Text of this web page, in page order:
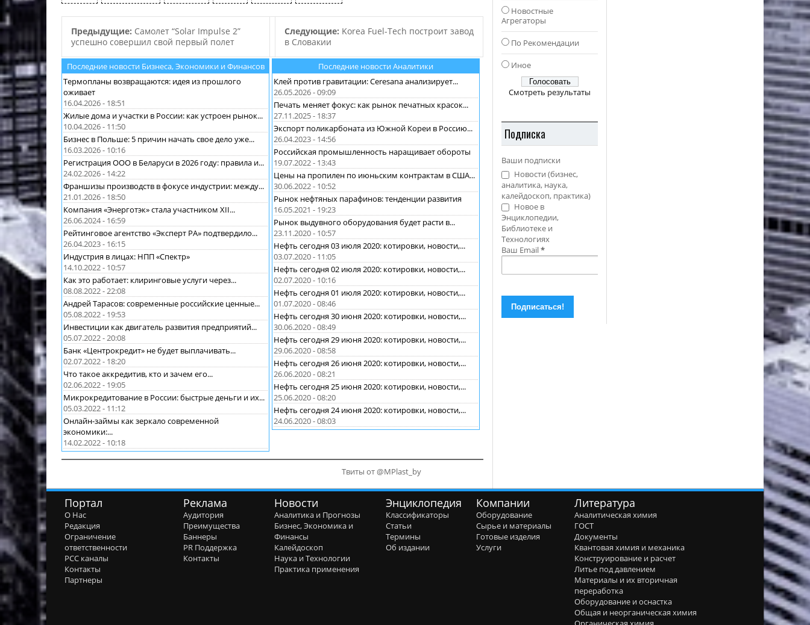
Предыдущие: Самолет “Solar Impulse 2”
успешно совершил свой первый полет
Следующие: Korea Fuel-Tech построит завод
в Словакии
Последние новости Бизнеса, Экономики и Финансов
Термопланы возвращаются: идея из прошлого
оживает
16.04.2026 - 18:51
Жилые дома и участки в России: как устроен рынок...
10.04.2026 - 11:50
Бизнес в Польше: 5 причин начать свое дело уже...
16.03.2026 - 10:16
Регистрация ООО в Беларуси в 2026 году: правила и...
24.02.2026 - 14:22
Франшизы производств в фокусе индустрии: между...
21.01.2026 - 18:50
Компания «Энерготэк» стала участником XII...
26.06.2024 - 16:59
Рейтинговое агентство «Эксперт РА» подтвердило...
26.04.2023 - 16:15
Индустрия в лицах: НПП «Спектр»
14.10.2022 - 10:57
Как это работает: клиринговые услуги через...
08.08.2022 - 22:08
Андрей Тарасов: современные российские ценные...
05.08.2022 - 19:53
Инвестиции как двигатель развития предприятий...
05.07.2022 - 20:08
Банк «Центрокредит» не будет выплачивать...
02.07.2022 - 18:20
Что такое аккредитив, кто и зачем его...
02.06.2022 - 19:05
Микрокредитование в России: быстрые деньги и их...
05.03.2022 - 11:12
Онлайн-займы как зеркало современной
экономики:...
14.02.2022 - 10:18
Последние новости Аналитики
Клей против гравитации: Ceresana анализирует...
26.05.2026 - 09:09
Печать меняет фокус: как рынок печатных красок...
27.11.2025 - 18:37
Экспорт поликарбоната из Южной Кореи в Россию...
26.04.2023 - 14:56
Российская промышленность наращивает обороты
19.07.2022 - 13:43
Цены на пропилен по июньским контрактам в США...
30.06.2022 - 10:52
Рынок нефтяных парафинов: тенденции развития
16.05.2021 - 19:23
Рынок выдувного оборудования будет расти в...
23.11.2020 - 10:57
Нефть сегодня 03 июля 2020: котировки, новости,...
03.07.2020 - 11:05
Нефть сегодня 02 июля 2020: котировки, новости,...
02.07.2020 - 10:16
Нефть сегодня 01 июля 2020: котировки, новости,...
01.07.2020 - 08:46
Нефть сегодня 30 июня 2020: котировки, новости,...
30.06.2020 - 08:49
Нефть сегодня 29 июня 2020: котировки, новости,...
29.06.2020 - 08:58
Нефть сегодня 26 июня 2020: котировки, новости,...
26.06.2020 - 08:21
Нефть сегодня 25 июня 2020: котировки, новости,...
25.06.2020 - 08:20
Нефть сегодня 24 июня 2020: котировки, новости,...
24.06.2020 - 08:03
Твиты от @MPlast_by
Новостные
Агрегаторы
По Рекомендации
Иное
Смотреть результаты
Подписка
Ваши подписки
Новости (бизнес,
аналитика, наука,
калейдоскоп, практика)
Новое в
Энциклопедии,
Библиотеке и
Технологиях
Ваш Email*
Портал
О Нас
Редакция
Ограничение
ответственности
РСС каналы
Контакты
Партнеры
Реклама
Аудитория
Преимущества
Баннеры
PR Поддержка
Контакты
Новости
Аналитика и Прогнозы
Бизнес, Экономика и
Финансы
Калейдоскоп
Наука и Технологии
Практика применения
Энциклопедия
Классификаторы
Статьи
Термины
Об издании
Компании
Оборудование
Сырье и материалы
Готовые изделия
Услуги
Литература
Аналитическая химия
ГОСТ
Документы
Квантовая химия и механика
Конструирование и расчет
Литье под давлением
Материалы и их вторичная
переработка
Оборудование и оснастка
Общая и неорганическая химия